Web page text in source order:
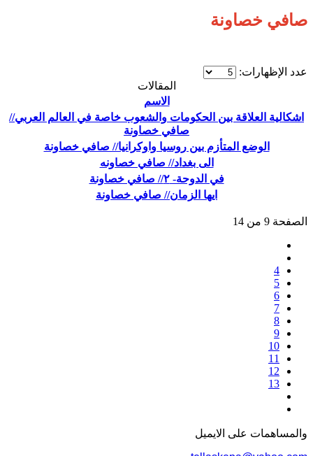
صافي خصاونة
عدد الإظهارات:
المقالات
الاسم
اشكالية العلاقة بين الحكومات والشعوب خاصة في العالم العربي//
صافي خصاونة
الوضع المتأزم بين روسيا واوكرانيا// صافي خصاونة
الى بغداد// صافي خصاونه
في الدوحة- ٢// صافي خصاونة
ايها الزمان// صافي خصاونة
الصفحة 9 من 14
4
5
6
7
8
9
10
11
12
13
والمساهمات علی الایمیل